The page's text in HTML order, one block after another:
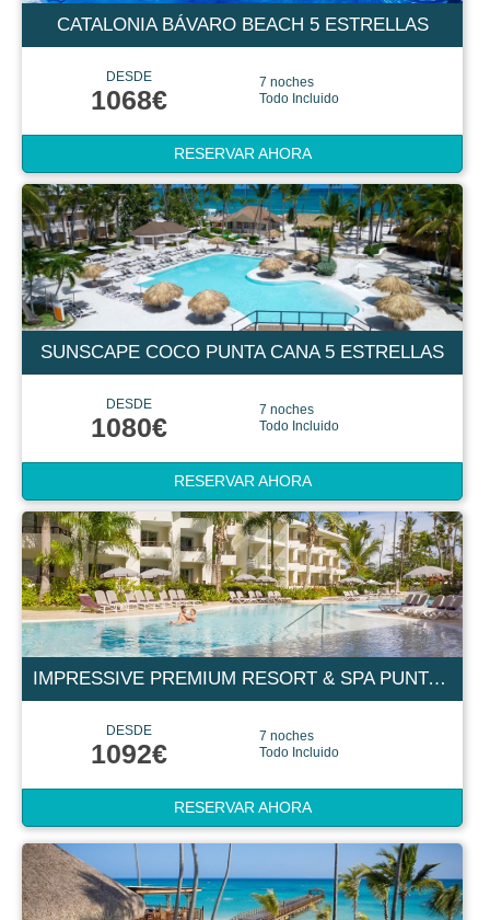
CATALONIA BÁVARO BEACH 5 ESTRELLAS
DESDE
1068€
7 noches
Todo Incluido
RESERVAR AHORA
SUNSCAPE COCO PUNTA CANA 5 ESTRELLAS
DESDE
1080€
7 noches
Todo Incluido
RESERVAR AHORA
IMPRESSIVE PREMIUM RESORT & SPA PUNTA CANA 5 ESTRELLAS
DESDE
1092€
7 noches
Todo Incluido
RESERVAR AHORA